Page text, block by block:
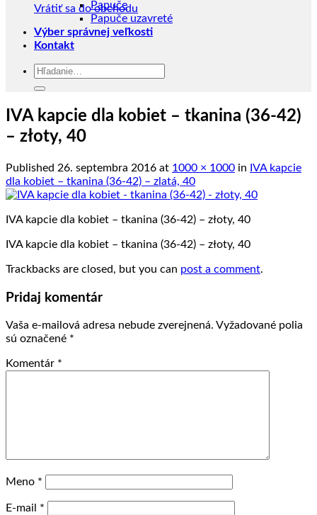
Vrátiť sa do obchodu
Papuče
Papuče uzavreté
Výber správnej veľkosti
Kontakt
Hľadať:
IVA kapcie dla kobiet – tkanina (36-42)
– złoty, 40
Published 26. septembra 2016 at 1000 × 1000 in IVA kapcie
dla kobiet – tkanina (36-42) – zlatá, 40
IVA kapcie dla kobiet – tkanina (36-42) – złoty, 40
IVA kapcie dla kobiet – tkanina (36-42) – złoty, 40
Trackbacks are closed, but you can post a comment.
Pridaj komentár
Vaša e-mailová adresa nebude zverejnená. Vyžadované polia
sú označené *
Komentár *
Meno *
E-mail *